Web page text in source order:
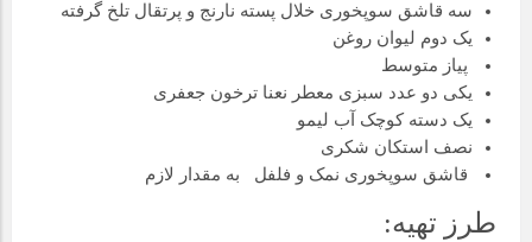
سه قاشق سوپخوری خلال پسته نارنج و پرتقال تلخ گرفته
یک دوم لیوان روغن
پیاز متوسط
یکی دو عدد سبزی معطر نعنا ترخون جعفری
یک دسته کوچک آب لیمو
نصف استکان شکری
قاشق سوپخوری نمک و فلفل به مقدار لازم
طرز تهیه: